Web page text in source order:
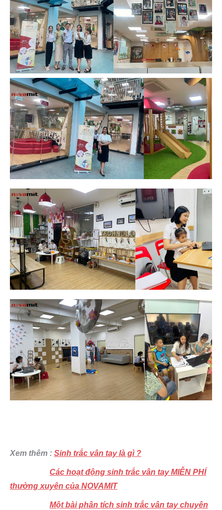
Xem thêm : Sinh trắc vân tay là gì ?
Các hoạt động sinh trắc vân tay MIỄN PHÍ
thường xuyên của NOVAMIT
Một bài phân tích sinh trắc vân tay chuyên